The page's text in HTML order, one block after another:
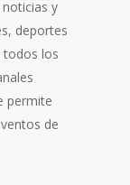
y
deportes
todos los
permite
de